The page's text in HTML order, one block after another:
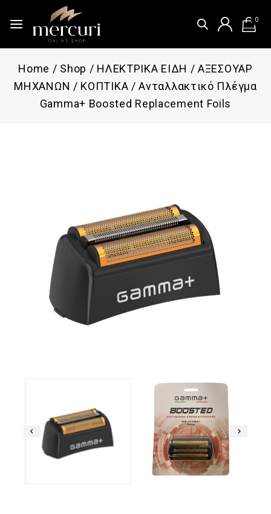
0
Home / Shop / ΗΛΕΚΤΡΙΚΑ ΕΙΔΗ / ΑΞΕΣΟΥΑΡ
ΜΗΧΑΝΩΝ / ΚΟΠΤΙΚΑ / Ανταλλακτικό Πλέγμα
Gamma+ Boosted Replacement Foils